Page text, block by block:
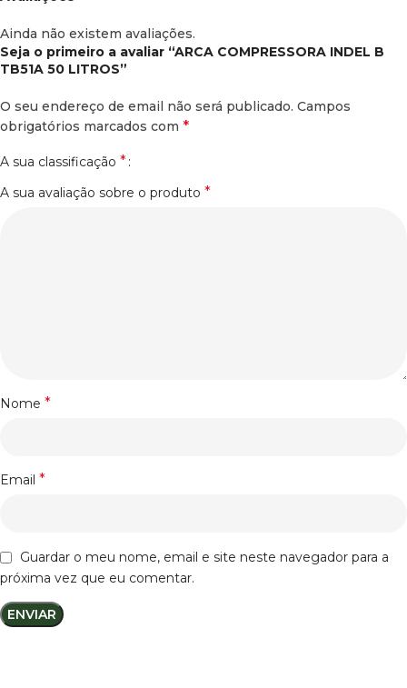
Ainda não existem avaliações.
Seja o primeiro a avaliar “ARCA COMPRESSORA INDEL B
TB51A 50 LITROS”
O seu endereço de email não será publicado. Campos
obrigatórios marcados com *
A sua classificação *
A sua avaliação sobre o produto *
Nome *
Email *
Guardar o meu nome, email e site neste navegador para a
próxima vez que eu comentar.